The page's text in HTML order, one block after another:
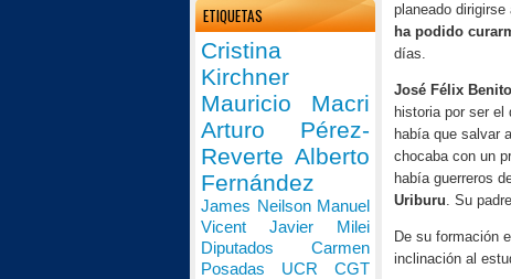
planeado
ha podido
días.
José Félix
historia por ser
había que salvar
chocaba con un
había guerreros
Uriburu. Su
De su formación
inclinación al
ETIQUETAS
Cristina
Kirchner
Mauricio Macri
Arturo Pérez-
Reverte Alberto
Fernández
James Neilson Manuel
Vicent Javier Milei
Diputados Carmen
Posadas UCR CGT